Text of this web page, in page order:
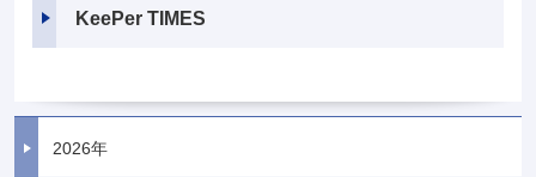
KeePer TIMES
2026年